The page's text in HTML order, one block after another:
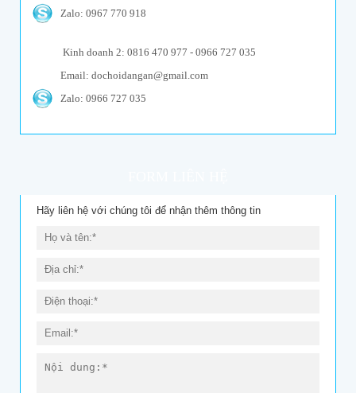
Zalo: 0967 770 918
Kinh doanh 2: 0816 470 977 - 0966 727 035
Email: dochoidangan@gmail.com
Zalo: 0966 727 035
Hãy liên hệ với chúng tôi để nhận thêm thông tin